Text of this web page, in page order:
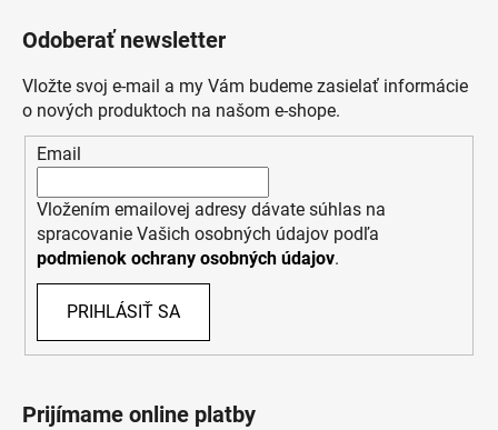
Odoberať newsletter
Vložte svoj e-mail a my Vám budeme zasielať informácie
o nových produktoch na našom e-shope.
Email
Vložením emailovej adresy dávate súhlas na
spracovanie Vašich osobných údajov podľa
podmienok ochrany osobných údajov.
PRIHLÁSIŤ SA
Prijímame online platby